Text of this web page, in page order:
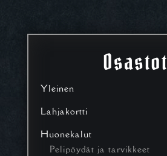
Osastot
Yleinen
Lahjakortti
Huonekalut
Pelipöydät ja tarvikkeet